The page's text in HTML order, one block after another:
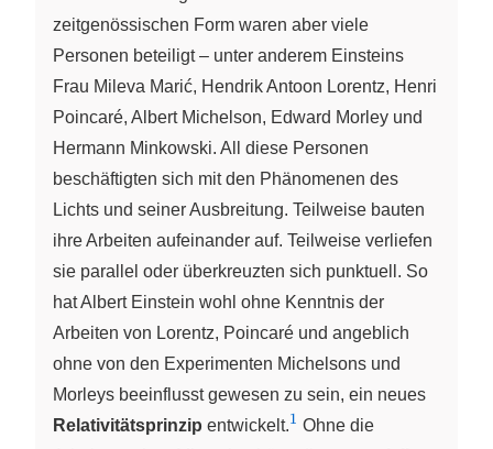
zeitgenössischen Form waren aber viele
Personen beteiligt – unter anderem Einsteins
Frau Mileva Marić, Hendrik Antoon Lorentz, Henri
Poincaré, Albert Michelson, Edward Morley und
Hermann Minkowski. All diese Personen
beschäftigten sich mit den Phänomenen des
Lichts und seiner Ausbreitung. Teilweise bauten
ihre Arbeiten aufeinander auf. Teilweise verliefen
sie parallel oder überkreuzten sich punktuell. So
hat Albert Einstein wohl ohne Kenntnis der
Arbeiten von Lorentz, Poincaré und angeblich
ohne von den Experimenten Michelsons und
Morleys beeinflusst gewesen zu sein, ein neues
Relativitätsprinzip entwickelt.{^1}
1 Ohne die